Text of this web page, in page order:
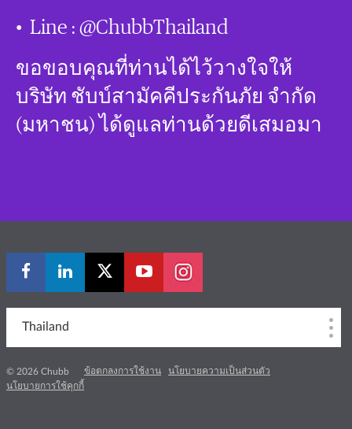
• Line : @ChubbThailand
ขอขอบคุณที่ท่านได้ไว้วางใจให้
บริษัท ชับบ์สามัคคีประกันภัย จำกัด
(มหาชน) ได้ดูแลท่านด้วยดีเสมอมา
Thailand
© 2026 Chubb ข้อตกลงการใช้งาน
นโยบายความเป็นส่วนตัว
นโยบายการใช้คุกกี้